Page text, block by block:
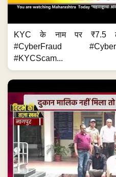
KYC के नाम पर ₹7.5
#CyberFraud
#KYCScam...